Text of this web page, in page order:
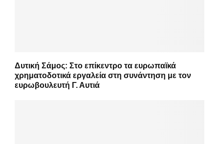
Δυτική Σάμος: Στο επίκεντρο τα ευρωπαϊκά
χρηματοδοτικά εργαλεία στη συνάντηση με τον
ευρωβουλευτή Γ. Αυτιά